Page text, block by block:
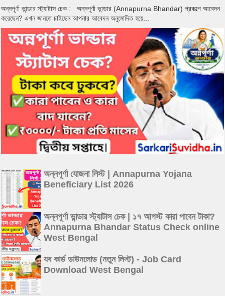
অন্নপূর্ণা ভান্ডার স্ট্যাটাস চেক : অন্নপূর্ণা ভান্ডার (Annapurna Bhandar) প্রকল্পে আবেদন
করেছেন? এখন জানতে চাইছেন আপনার আবেদন অনুমোদিত হয়ে...
অন্নপূর্ণা যোজনা লিস্ট | Annapurna Yojana
Beneficiary List 2026
অন্নপূর্ণা ভান্ডার স্ট্যাটাস চেক | ১৭ আগস্ট কারা পাবেন টাকা?
Annapurna Bhandar Status Check online
West Bengal
যব কার্ড ডাউনলোড (নতুন লিস্ট) - Job Card
Download West Bengal